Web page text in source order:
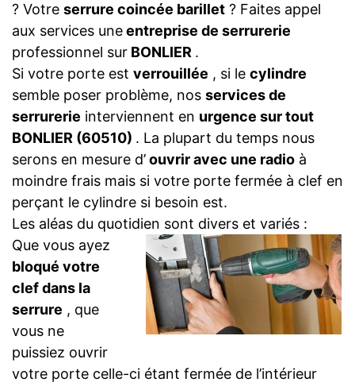
? Votre serrure coincée barillet ? Faites appel
aux services uneentreprise de serrurerie
professionnel sur BONLIER .
Si votre porte est verrouillée , si le cylindre
semble poser problème, nos services de
serrurerie interviennent en urgence sur tout
BONLIER (60510) . La plupart du temps nous
serons en mesure d’ouvrir avec une radio à
moindre frais mais si votre porte fermée à clef en
perçant le cylindre si besoin est.
Les aléas du quotidien sont divers et variés :
Que vous ayez
bloqué votre
clef dans la
serrure , que
vous ne
puissiez ouvrir
votre porte celle-ci étant fermée de l’intérieur